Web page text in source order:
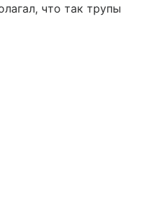
что так трупы